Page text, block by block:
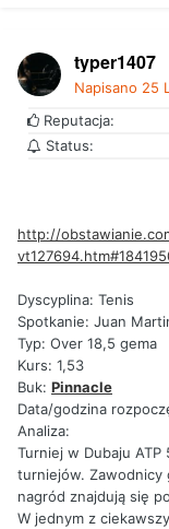
typer1407
Napisano 25
Reputacja:
Status:
http://
Dyscyplina: Tenis
Spotkanie: Juan
Typ: Over 18,5 gema
Kurs: 1,53
Buk: Pinnacle
Data/godzina
Analiza:
Turniej w Dubaju
turniejów. Zawodnicy
nagród znajdują się
W jednym z